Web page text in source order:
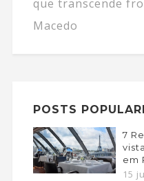
que transcende
Macedo
POSTS
7
em
15